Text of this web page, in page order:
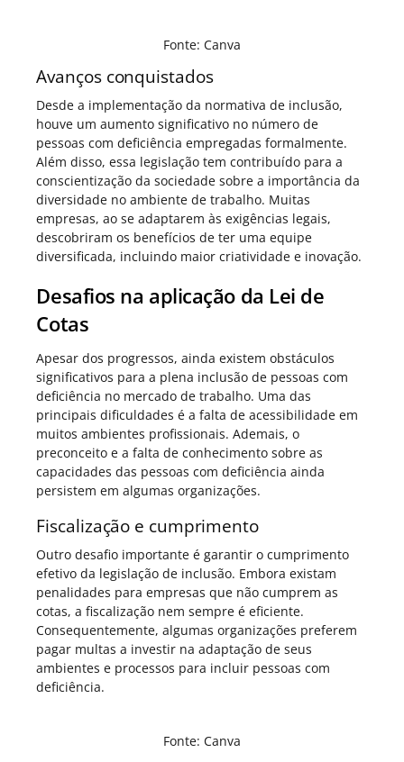
Fonte: Canva
Avanços conquistados
Desde a implementação da normativa de inclusão,
houve um aumento significativo no número de
pessoas com deficiência empregadas formalmente.
Além disso, essa legislação tem contribuído para a
conscientização da sociedade sobre a importância da
diversidade no ambiente de trabalho. Muitas
empresas, ao se adaptarem às exigências legais,
descobriram os benefícios de ter uma equipe
diversificada, incluindo maior criatividade e inovação.
Desafios na aplicação da Lei de
Cotas
Apesar dos progressos, ainda existem obstáculos
significativos para a plena inclusão de pessoas com
deficiência no mercado de trabalho. Uma das
principais dificuldades é a falta de acessibilidade em
muitos ambientes profissionais. Ademais, o
preconceito e a falta de conhecimento sobre as
capacidades das pessoas com deficiência ainda
persistem em algumas organizações.
Fiscalização e cumprimento
Outro desafio importante é garantir o cumprimento
efetivo da legislação de inclusão. Embora existam
penalidades para empresas que não cumprem as
cotas, a fiscalização nem sempre é eficiente.
Consequentemente, algumas organizações preferem
pagar multas a investir na adaptação de seus
ambientes e processos para incluir pessoas com
deficiência.
Fonte: Canva